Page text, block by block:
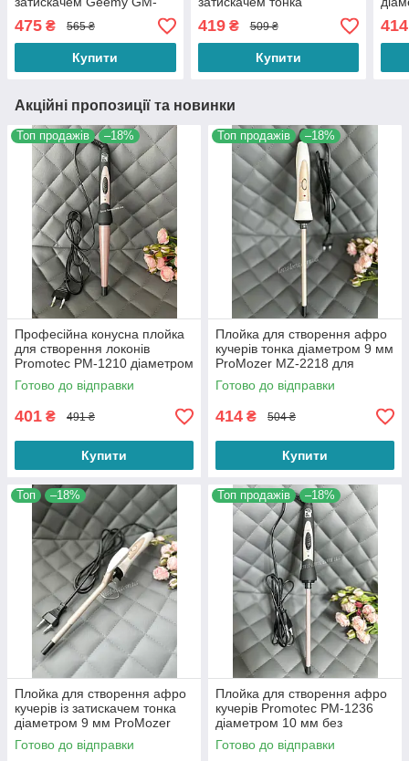
2825 діаметр 9 мм
475 ₴ 565 ₴
Купити
діаметром 9 мм ProMozer
MZ-2216 для завивання
волосся
419₴ 509 ₴
Купити
414
Акційні пропозиції та новинки
Топ продажів –18%
Професійна конусна плойка
для створення локонів
Promotec PM-1210 діаметром
13-25 мм потужністю 25 Вт
Готово до відправки
401 ₴ 491 ₴
Купити
Топ продажів –18%
Плойка для створення афро
кучерів тонка діаметром 9 мм
ProMozer MZ-2218 для
завивання волосся
Готово до відправки
414 ₴ 504 ₴
Купити
Топ –18%
Плойка для створення афро
кучерів із затискачем тонка
діаметром 9 мм ProMozer
MZ-2216 для завивання
волосся
Готово до відправки
Топ продажів –18%
Плойка для створення афро
кучерів Promotec PM-1236
діаметром 10 мм без
затискача
Готово до відправки